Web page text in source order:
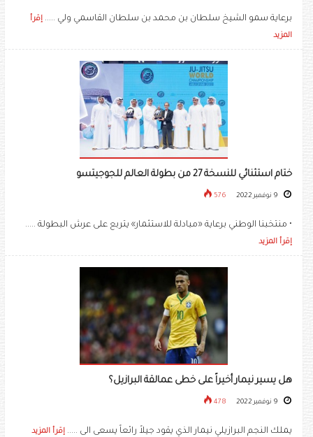
برعاية سمو الشيخ سلطان بن محمد بن سلطان القاسمي ولي ..... إقرأ
المزيد
ختام استثنائي للنسخة 27 من بطولة العالم للجوجيتسو
576
• منتخبنا الوطني برعاية «مبادلة للاستثمار» يتربع على عرش البطولة .....
إقرأ المزيد
هل يسير نيمار أخيراً على خطى عمالقة البرازيل؟
478
يملك النجم البرازيلي نيمار الذي يقود جيلاً رائعاً يسعى الى ..... إقرأ المزيد